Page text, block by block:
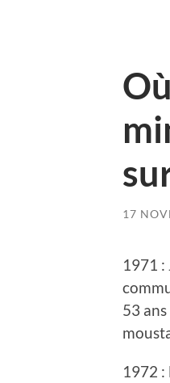
17
1971
53
1972 :